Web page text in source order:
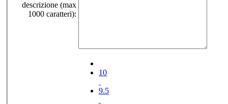
descrizione (max
1000 caratteri):
10
9.5